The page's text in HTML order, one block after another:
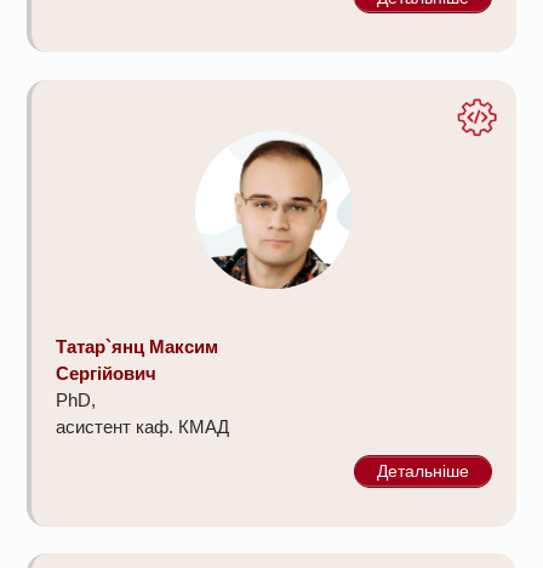
Татар`янц Максим
Сергійович
PhD,
асистент каф. КМАД
Детальніше